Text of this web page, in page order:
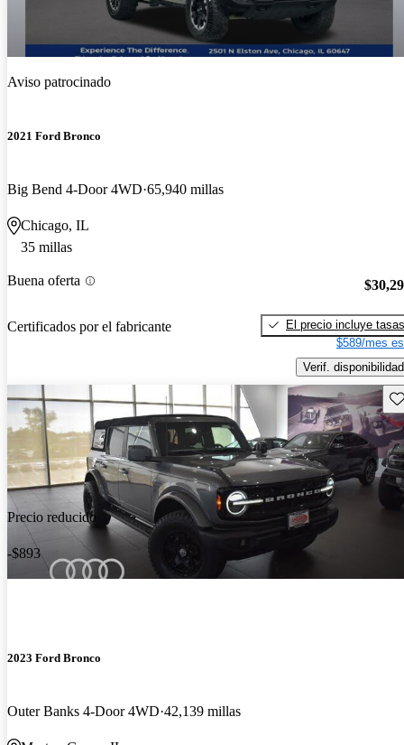
Aviso patrocinado
2021 Ford Bronco
Big Bend 4-Door 4WD 65,940 millas
Chicago, IL
35 millas
Buena oferta
Certificados por el fabricante
El precio incluye tasas
$589/mes
Verif. disponibilidad
Precio reducido
-$893
2023 Ford Bronco
Outer Banks 4-Door 4WD 42,139 millas